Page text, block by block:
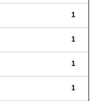
1
1
1
1